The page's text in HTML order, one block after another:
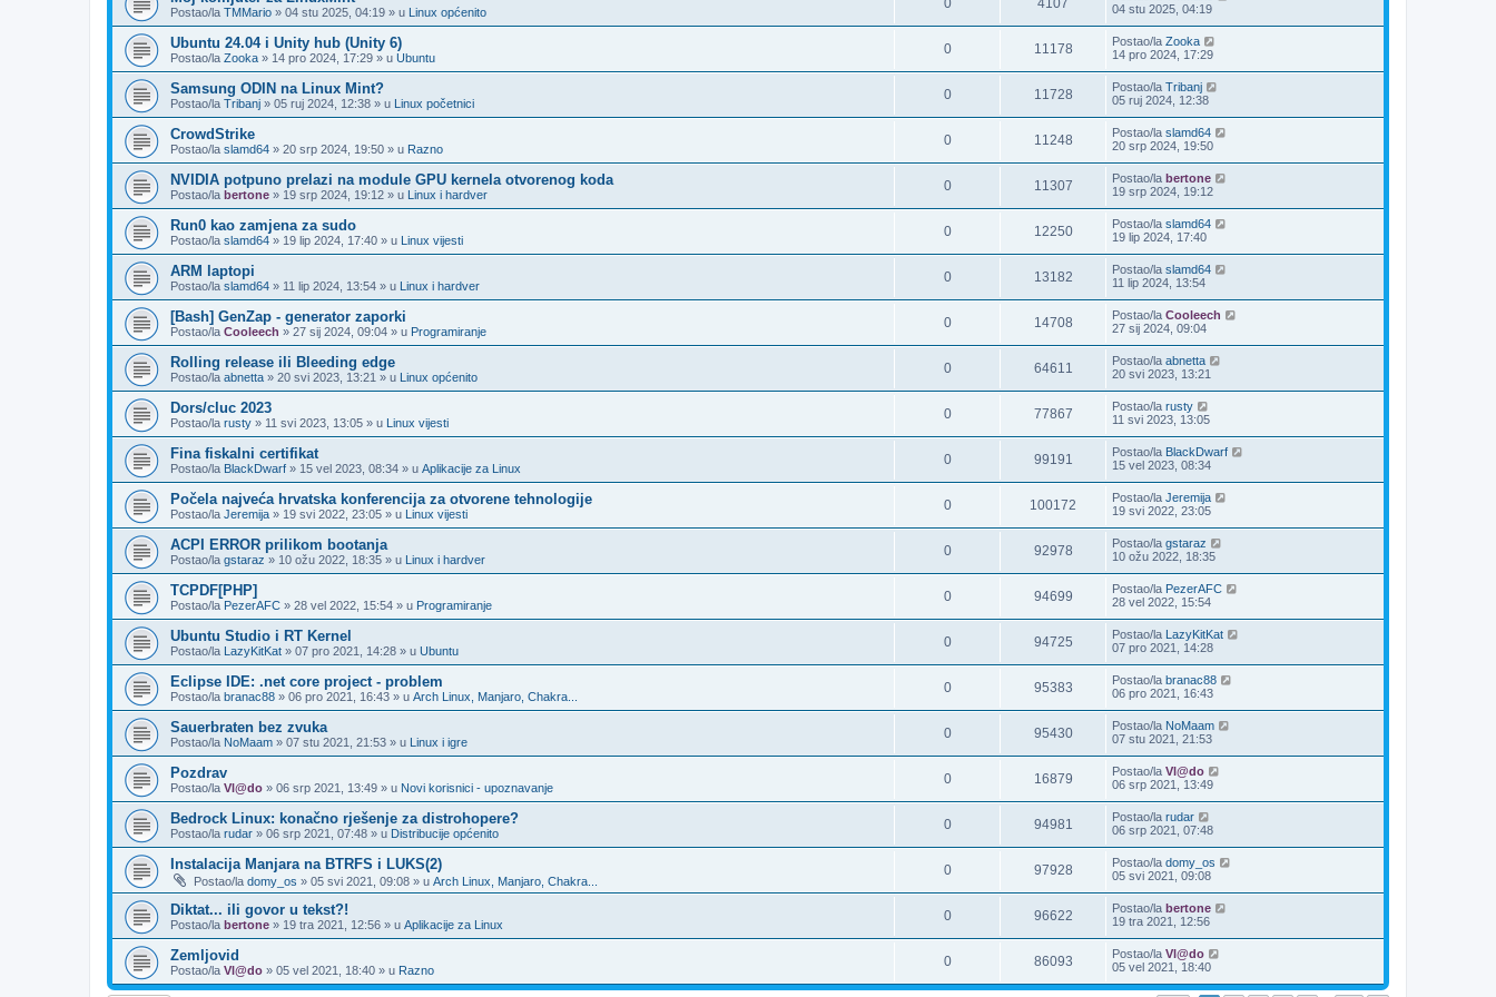
Postao/la TMMario » 04 stu 2025, 04:19 » u Linux općenito
0 4107
04 stu 2025, 04:19
Ubuntu 24.04 i Unity hub (Unity 6)
Postao/la Zooka » 14 pro 2024, 17:29 » u Ubuntu
0 11178 Postao/la Zooka
14 pro 2024, 17:29
Samsung ODIN na Linux Mint?
Postao/la Tribanj » 05 ruj 2024, 12:38 » u Linux početnici
0 11728 Postao/la Tribanj
05 ruj 2024, 12:38
CrowdStrike
Postao/la slamd64 » 20 srp 2024, 19:50 » u Razno
0 11248 Postao/la slamd64
20 srp 2024, 19:50
NVIDIA potpuno prelazi na module GPU kernela otvorenog koda
Postao/la bertone » 19 srp 2024, 19:12 » u Linux i hardver
0 11307 Postao/la bertone
19 srp 2024, 19:12
Run0 kao zamjena za sudo
Postao/la slamd64 » 19 lip 2024, 17:40 » u Linux vijesti
0 12250 Postao/la slamd64
19 lip 2024, 17:40
ARM laptopi
Postao/la slamd64 » 11 lip 2024, 13:54 » u Linux i hardver
0 13182 Postao/la slamd64
11 lip 2024, 13:54
[Bash] GenZap - generator zaporki
Postao/la Cooleech » 27 sij 2024, 09:04 » u Programiranje
0 14708 Postao/la Cooleech
27 sij 2024, 09:04
Rolling release ili Bleeding edge
Postao/la abnetta » 20 svi 2023, 13:21 » u Linux općenito
0 64611 Postao/la abnetta
20 svi 2023, 13:21
Dors/cluc 2023
Postao/la rusty » 11 svi 2023, 13:05 » u Linux vijesti
0 77867 Postao/la rusty
11 svi 2023, 13:05
Fina fiskalni certifikat
Postao/la BlackDwarf » 15 vel 2023, 08:34 » u Aplikacije za Linux
0 99191 Postao/la BlackDwarf
15 vel 2023, 08:34
Počela najveća hrvatska konferencija za otvorene tehnologije
Postao/la Jeremija » 19 svi 2022, 23:05 » u Linux vijesti
0 100172 Postao/la Jeremija
19 svi 2022, 23:05
ACPI ERROR prilikom bootanja
Postao/la gstaraz » 10 ožu 2022, 18:35 » u Linux i hardver
0 92978 Postao/la gstaraz
10 ožu 2022, 18:35
TCPDF[PHP]
Postao/la PezerAFC » 28 vel 2022, 15:54 » u Programiranje
0 94699 Postao/la PezerAFC
28 vel 2022, 15:54
Ubuntu Studio i RT Kernel
Postao/la LazyKitKat » 07 pro 2021, 14:28 » u Ubuntu
0 94725 Postao/la LazyKitKat
07 pro 2021, 14:28
Eclipse IDE: .net core project - problem
Postao/la branac88 » 06 pro 2021, 16:43 » u Arch Linux, Manjaro, Chakra...
0 95383 Postao/la branac88
06 pro 2021, 16:43
Sauerbraten bez zvuka
Postao/la NoMaam » 07 stu 2021, 21:53 » u Linux i igre
0 95430 Postao/la NoMaam
07 stu 2021, 21:53
Pozdrav
Postao/la Vl@do » 06 srp 2021, 13:49 » u Novi korisnici - upoznavanje
0 16879 Postao/la Vl@do
06 srp 2021, 13:49
Bedrock Linux: konačno rješenje za distrohopere?
Postao/la rudar » 06 srp 2021, 07:48 » u Distribucije općenito
0 94981 Postao/la rudar
06 srp 2021, 07:48
Instalacija Manjara na BTRFS i LUKS(2)
Postao/la domy_os » 05 svi 2021, 09:08 » u Arch Linux, Manjaro, Chakra...
0 97928 Postao/la domy_os
05 svi 2021, 09:08
Diktat... ili govor u tekst?!
Postao/la bertone » 19 tra 2021, 12:56 » u Aplikacije za Linux
0 96622 Postao/la bertone
19 tra 2021, 12:56
Zemljovid
Postao/la Vl@do » 05 vel 2021, 18:40 » u Razno
0 86093 Postao/la Vl@do
05 vel 2021, 18:40